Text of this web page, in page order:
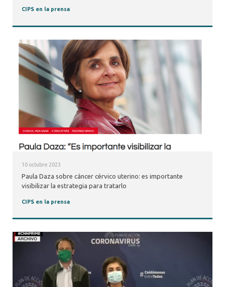
CIPS en la prensa
10 octubre 2023
Paula Daza sobre cáncer cérvico uterino: es importante
visibilizar la estrategia para tratarlo
CIPS en la prensa